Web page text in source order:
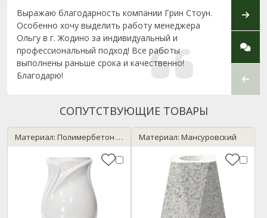
Выражаю благодарность компании Грин Стоун.
Особенно хочу выделить работу менеджера
Ольгу в г. Жодино за индивидуальный и
профессиональный подход! Все работы
выполнены раньше срока и качественно!
Благодарю!
в
СОПУТСТВУЮЩИЕ ТОВАРЫ
Материал: Полимербетон / мрамор Материал: Мансуровский